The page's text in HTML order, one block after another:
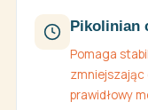
Pikolinian
Pomaga
zmniejszając
prawidłowy